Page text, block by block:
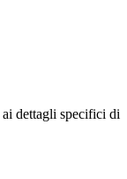
dettagli specifici di